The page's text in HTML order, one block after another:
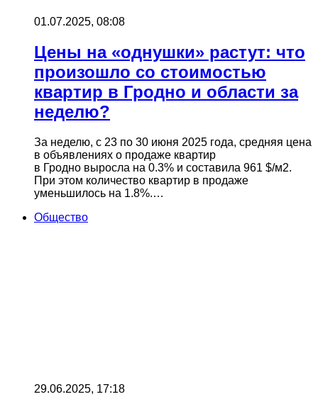
01.07.2025, 08:08
Цены на «однушки» растут: что
произошло со стоимостью
квартир в Гродно и области за
неделю?
За неделю, с 23 по 30 июня 2025 года, средняя цена
в объявлениях о продаже квартир
в Гродно выросла на 0.3% и составила 961 $/м2.
При этом количество квартир в продаже
уменьшилось на 1.8%.…
Общество
29.06.2025, 17:18